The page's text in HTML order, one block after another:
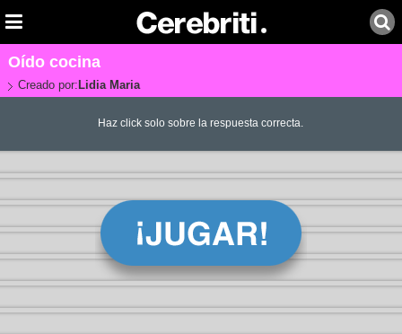
Oído cocina
Creado por: Lidia Maria
Haz click solo sobre la respuesta correcta.